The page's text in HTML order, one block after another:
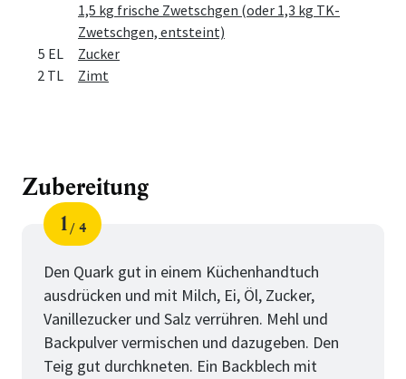
1,5 kg frische Zwetschgen (oder 1,3 kg TK-
Zwetschgen, entsteint)
5 EL
Zucker
2 TL
Zimt
Zubereitung
Schritt
1
von
4
Den Quark gut in einem Küchenhandtuch
ausdrücken und mit Milch, Ei, Öl, Zucker,
Vanillezucker und Salz verrühren. Mehl und
Backpulver vermischen und dazugeben. Den
Teig gut durchkneten. Ein Backblech mit